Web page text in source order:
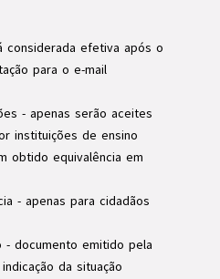
considerada efetiva após o
para o e-mail
- apenas serão aceites
instituições de ensino
obtido equivalência em
- apenas para cidadãos
- documento emitido pela
da situação